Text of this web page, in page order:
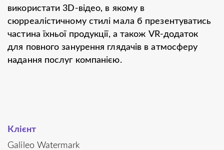
використати 3D-відео, в якому в
сюрреалістичному стилі мала б презентуватись
частина їхньої продукції, а також VR-додаток
для повного занурення глядачів в атмосферу
надання послуг компанією.
Клієнт
Galileo Watermark